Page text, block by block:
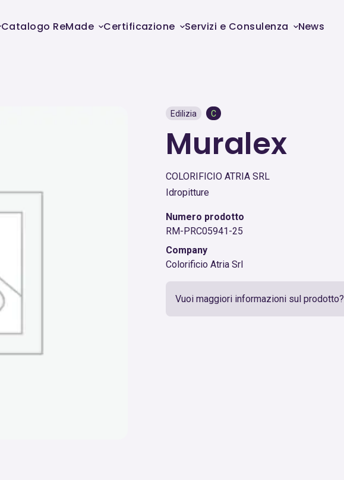
Catalogo ReMade Certificazione Servizi e Consulenza News
Edilizia C
Muralex
COLORIFICIO ATRIA SRL
Idropitture
Numero prodotto
RM-PRC05941-25
Company
Colorificio Atria Srl
Vuoi maggiori informazioni sul prodotto?